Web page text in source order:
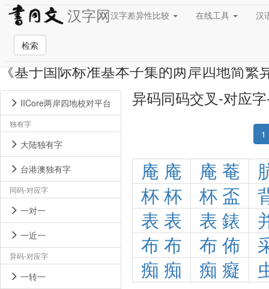
汉字网汉字差异性比较 在线工具 汉
检索
《基于国际标准基本子集的两岸四地简繁
IICore两岸四地校对平台
独有字
大陆独有字
台港澳独有字
同码-对应字
一对一
一近一
异码-对应字
一转一
异码同码交叉-对应
1
庵 庵 庵 菴
杯 杯 杯 盃
表 表 表 錶
布 布 布 佈
痴 痴 痴 癡